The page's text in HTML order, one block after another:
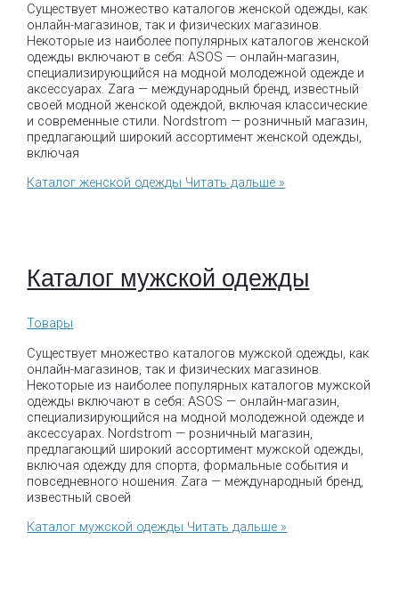
Существует множество каталогов женской одежды, как
онлайн-магазинов, так и физических магазинов.
Некоторые из наиболее популярных каталогов женской
одежды включают в себя: ASOS — онлайн-магазин,
специализирующийся на модной молодежной одежде и
аксессуарах. Zara — международный бренд, известный
своей модной женской одеждой, включая классические
и современные стили. Nordstrom — розничный магазин,
предлагающий широкий ассортимент женской одежды,
включая
Каталог женской одежды Читать дальше »
Каталог мужской одежды
Товары
Существует множество каталогов мужской одежды, как
онлайн-магазинов, так и физических магазинов.
Некоторые из наиболее популярных каталогов мужской
одежды включают в себя: ASOS — онлайн-магазин,
специализирующийся на модной молодежной одежде и
аксессуарах. Nordstrom — розничный магазин,
предлагающий широкий ассортимент мужской одежды,
включая одежду для спорта, формальные события и
повседневного ношения. Zara — международный бренд,
известный своей
Каталог мужской одежды Читать дальше »